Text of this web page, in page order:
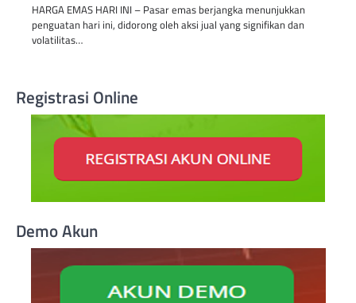
HARGA EMAS HARI INI – Pasar emas berjangka menunjukkan
penguatan hari ini, didorong oleh aksi jual yang signifikan dan
volatilitas…
Registrasi Online
Demo Akun